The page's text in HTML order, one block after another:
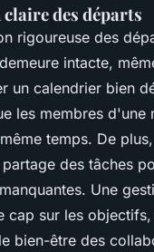
des départs
rigoureuse des
intacte,
un calendrier bien
les membres d'une
temps. De
des tâches
Une
cap sur les objectifs,
bien-être des